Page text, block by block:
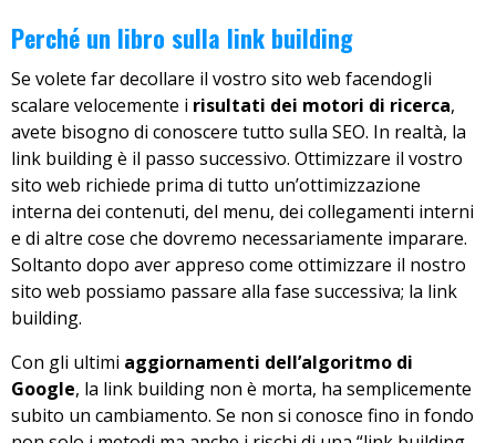
Perché un libro sulla link building
Se volete far decollare il vostro sito web facendogli
scalare velocemente i risultati dei motori di ricerca,
avete bisogno di conoscere tutto sulla SEO. In realtà, la
link building è il passo successivo. Ottimizzare il vostro
sito web richiede prima di tutto un’ottimizzazione
interna dei contenuti, del menu, dei collegamenti interni
e di altre cose che dovremo necessariamente imparare.
Soltanto dopo aver appreso come ottimizzare il nostro
sito web possiamo passare alla fase successiva; la link
building.
Con gli ultimi aggiornamenti dell’algoritmo di
Google, la link building non è morta, ha semplicemente
subito un cambiamento. Se non si conosce fino in fondo